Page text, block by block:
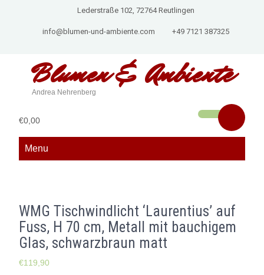
Lederstraße 102, 72764 Reutlingen
info@blumen-und-ambiente.com +49 7121 387325
Blumen &Ambiente
Andrea Nehrenberg
€0,00
Menu
WMG Tischwindlicht ‘Laurentius’ auf
Fuss, H 70 cm, Metall mit bauchigem
Glas, schwarzbraun matt
€119,90